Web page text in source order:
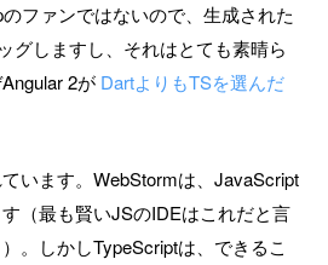
ファンではないので、生成された
グしますし、それはとても素晴ら
2が DartよりもTSを選んだ
います。WebStormは、JavaScript
（最も賢いJSのIDEはこれだと言
。しかしTypeScriptは、できるこ